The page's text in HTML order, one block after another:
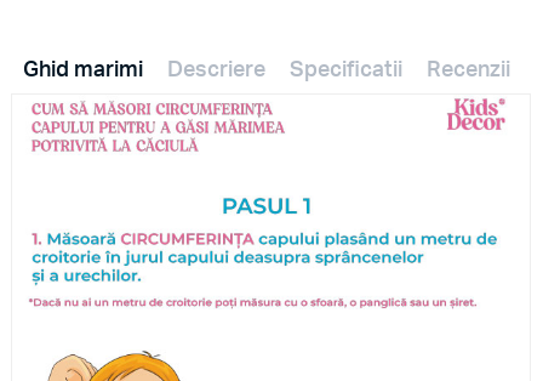
Ghid marimi Descriere Specificatii Recenzii